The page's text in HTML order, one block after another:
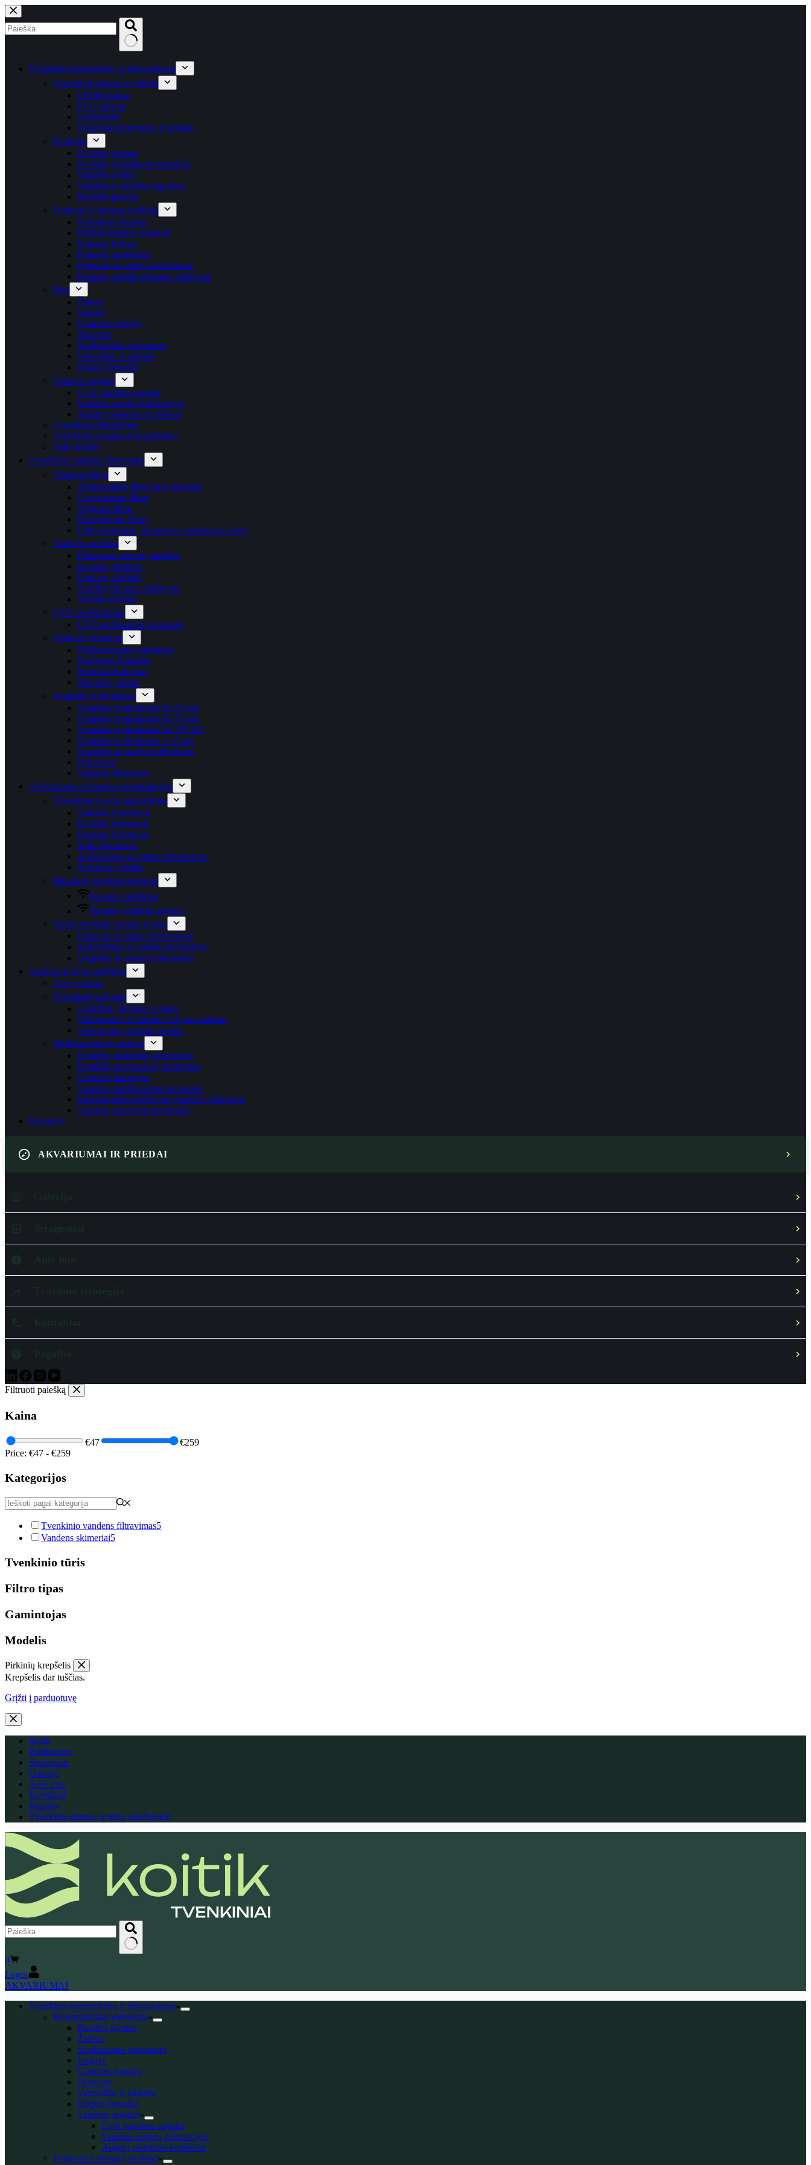
Skip
to
content
results Tvenkinio konstrukcija ir dekoravimas
Tvenkinių dangos ir priedai
EPDM danga
PVC plėvelė
Geotekstilė
Klijavimo priemonės ir priedai
Kriokliai
Krioklių formos
Krioklių įrengimo komplektai
Vandens peiliai
Vandens ir siurblio talpyklos
Krioklių priedai
Fontanai ir fontanų siurbliai
Pastatomi fontanai
Plūduriuojantys fontanai
Fontanų formos
Fontanų purkštukai
Fontanai su saulės kolektoriais
Fontanų siurblių išmanus valdymas
Kita
Žarnos
Jungtys
Guminės jungtys
Sklendės
Sandarinimo priemonės
Vamzdžiai ir alkūnės
Dugno drenažai
Vandens augalai
Gyvi vandens augalai
Vandens augalų dekoracijos
Augalų sodinimo krepšeliai
Tvenkinio dekoracijos
Tvenkinio apsauga nuo plėšrūnų
Sodo prekės
Tvenkinio vandens filtravimas
Vandens filtrai
Autonominės filtravimo sistemos
Gravitaciniai filtrai
Slėginiai filtrai
Panardinami filtrai
Filtrų kempinės, bio terpės ir atsarginės dalys
Vandens siurbliai
Filtravimo sistemų siurbliai
Krioklių siurbliai
Fontanų siurbliai
Siurblių išmanus valdymas
Siurblių priedai
UVC sterilizatoriai
UVC sterilizatorių lemputės
Vandens skimeriai
Plūduriuojantys skimeriai
Pastatomi skimeriai
Sieniniai skimeriai
Skimerių priedai
Orapūtės tvenkiniams
Orapūtės tvenkiniams iki 25 m3
Orapūtės tvenkiniams iki 75 m3
Orapūtės tvenkiniams iki 250 m3
Orapūtės tvenkiniams 1-15 arų
Orapūtės su saulės kolektoriais
Difuzoriai
Vandens šildytuvai
Apšvietimas ir išmanios technologijos
Tvenkinio ir sodo apšvietimas
Vandens šviestuvai
Krioklių šviestuvai
Fontanų šviestuvai
Sodo šviestuvai
Apšvietimas su saulės kolektoriais
Šviestuvų priedai
Išmanioji įrenginių kontrolė
Išmanūs valdikliai
Išmanių valdiklių priedai
Saulės energija varoma įranga
Fontanai su saulės kolektoriais
Apšvietimas su saulės kolektoriais
Orapūtės su saulės kolektoriais
Vandens ir žuvų priežiūra
Žuvų pašarai
Tvenkinių valymas
Graibžtai, žnyplės ir replės
Vakuuminiai tvenkinio valymo siurbliai
Vakuuminių siurblių priedai
Medikamentai ir pašarai
Dumblių naikinimo priemonės
Dumblių prevencinės priemonės
Gerosios bakterijos
Vandens stabilizavimo priemonės
Medikamentai dideliems vandens telkiniams
Vandens testavimo priemonės
Dovanos
AKVARIUMAI IR PRIEDAI
Filtruoti paiešką
Kaina
€47
€259
Price: €47 - €259
Kategorijos
Tvenkinio vandens filtravimas5
Vandens skimeriai5
Tvenkinio tūris
Filtro tipas
Gamintojas
Modelis
Pirkinių krepšelis
Krepšelis dar tuščias.
Grįžti į parduotuvę
koitik
Parduotuvė
Straipsniai
Galerija
Apie mus
Kontaktai
Pagalba
Tvenkinio dangos ir tūrio skaičiuoklė
No
results
Shopping
cart
0
Login
AKVARIUMAI
Tvenkinio konstrukcija ir dekoravimas
Konstrukciniai elementai
Baseinų formos
Žarnos
Sandarinimo priemonės
Jungtys
Guminės jungtys
Sklendės
Vamzdžiai ir alkūnės
Dugno drenažai
Vandens augalai
Gyvi vandens augalai
Vandens augalų dekoracijos
Augalų sodinimo krepšeliai
Fontanai ir fontanų siurbliai